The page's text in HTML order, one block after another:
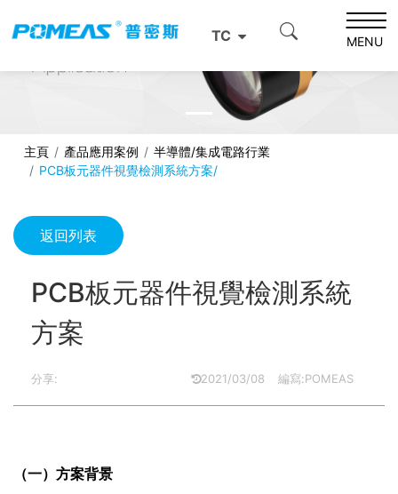
TC MENU
主頁 產品應用案例
半導體/集成電路行​​業
PCB板元器件視覺檢測系統方案/
返回列表
PCB板元器件視覺檢測系統
方案
分享: 2021/03/08 編寫:POMEAS
（一）方案背景